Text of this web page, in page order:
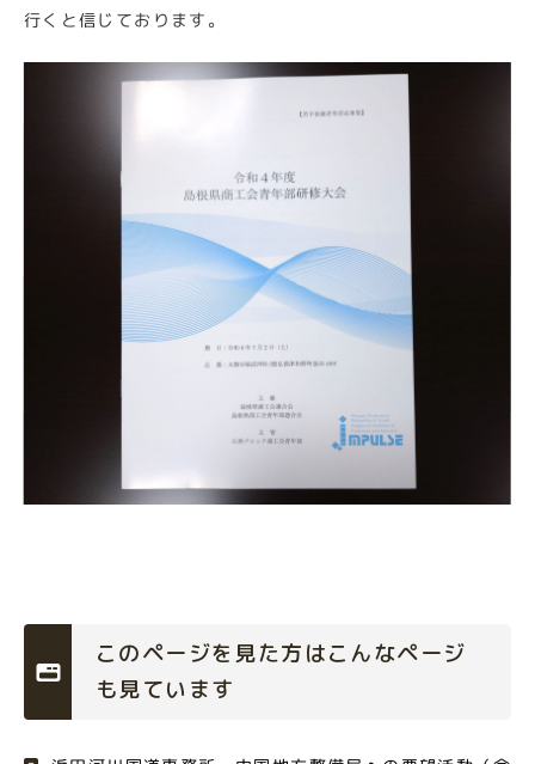
行くと信じております。
このページを見た方はこんなページ
も見ています